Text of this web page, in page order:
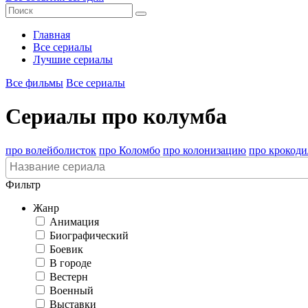
Главная
Все сериалы
Лучшие сериалы
Все фильмы Все сериалы
Сериалы про колумба
про волейболисток про Коломбо про колонизацию про
Фильтр
Жанр
Анимация
Биографический
Боевик
В городе
Вестерн
Военный
Выставки